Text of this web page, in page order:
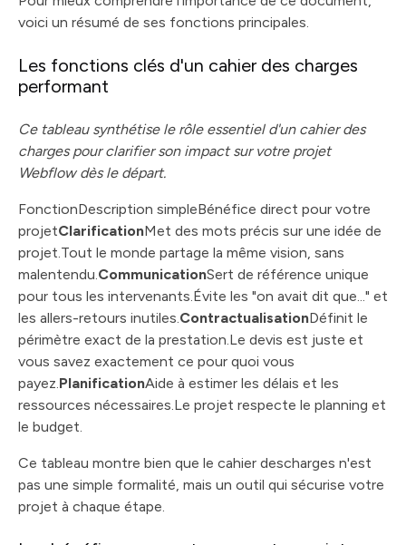
voici un résumé de ses fonctions principales.
Les fonctions clés d'un cahier des charges
performant
Ce tableau synthétise le rôle essentiel d'un cahier des
charges pour clarifier son impact sur votre projet
Webflow dès le départ.
FonctionDescription simpleBénéfice direct pour votre
projetClarificationMet des mots précis sur une idée de
projet.Tout le monde partage la même vision, sans
malentendu.CommunicationSert de référence unique
pour tous les intervenants.Évite les "on avait dit que..." et
les allers-retours inutiles.ContractualisationDéfinit le
périmètre exact de la prestation.Le devis est juste et
vous savez exactement ce pour quoi vous
payez.PlanificationAide à estimer les délais et les
ressources nécessaires.Le projet respecte le planning et
le budget.
Ce tableau montre bien que le cahier descharges n'est
pas une simple formalité, mais un outil qui sécurise votre
projet à chaque étape.